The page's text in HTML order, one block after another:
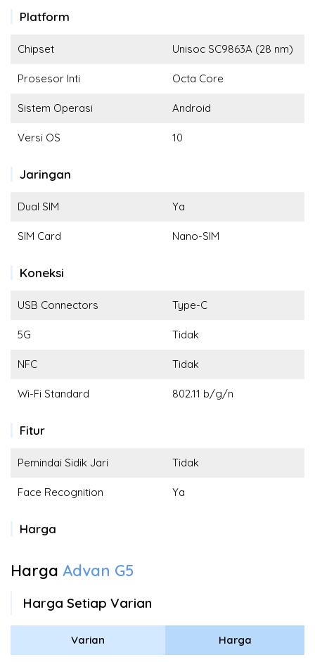
Platform
Chipset Unisoc SC9863A (28 nm)
Prosesor Inti Octa Core
Sistem Operasi Android
Versi OS 10
Jaringan
Dual SIM Ya
SIM Card Nano-SIM
Koneksi
USB Connectors Type-C
5G Tidak
NFC Tidak
Wi-Fi Standard 802.11 b/g/n
Fitur
Pemindai Sidik Jari Tidak
Face Recognition Ya
Harga
Harga Advan G5
Harga Setiap Varian
Varian Harga